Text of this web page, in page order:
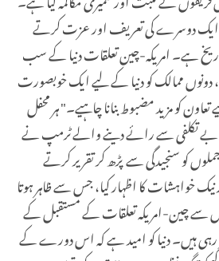
ایک دوسرے کی تعریف اور عزت کرتے
ہے۔ امریکہ-چین تعلقات دنیا کے سب
ممالک کو دنیا کے لیے ایک خوبصورت
کو مزید مضبوط بنانا چاہیے۔" ہر محفل
تکلفی سے رائے دینے والے ٹرمپ نے
کو سنجیدگی سے پڑھ کر تقریر کرتے
خواہشات کا اظہار کیا، جس سے ظاہر ہوتا
سے چین-امریکہ تعلقات کے مستقبل کے
ہیں۔ دنیا کو امید ہے کہ اس دورے کے